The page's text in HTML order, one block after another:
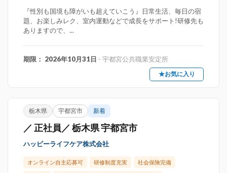
『性別も国境も障がいも超えていこう』日常生活、毎日の宿
題、お楽しみレク、室内運動などで成長をサポート!研修先も
ありますので、...
期限： 2026年10月31日 - 宇都宮公共職業安定所
★お気に入り
栃木県 宇都宮市 新着
／ 正社員／ 栃木県 宇都宮市
ハッピーライフケア株式会社
オンライン自主応募可 研修制度充実 社会保険完備